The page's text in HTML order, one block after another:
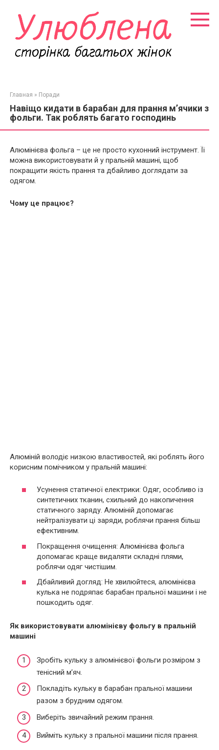
контенту
Главная » Поради
Навіщо кидати в барабан для прання м’ячики з
фольги. Так роблять багато господинь
Алюмінієва фольга – це не просто кухонний інструмент. Її
можна використовувати й у пральній машині, щоб
покращити якість прання та дбайливо доглядати за
одягом.
Чому це працює?
Алюміній володіє низкою властивостей, які роблять його
корисним помічником у пральній машині:
Усунення статичної електрики: Одяг, особливо із
синтетичних тканин, схильний до накопичення
статичного заряду. Алюміній допомагає
нейтралізувати ці заряди, роблячи прання більш
ефективним.
Покращення очищення: Алюмінієва фольга
допомагає краще видаляти складні плями,
роблячи одяг чистішим.
Дбайливий догляд: Не хвилюйтеся, алюмінієва
кулька не подряпає барабан пральної машини і не
пошкодить одяг.
Як використовувати алюмінієву фольгу в пральній
машині
Зробіть кульку з алюмінієвої фольги розміром з
тенісний м’яч.
Покладіть кульку в барабан пральної машини
разом з брудним одягом.
Виберіть звичайний режим прання.
Вийміть кульку з пральної машини після прання.